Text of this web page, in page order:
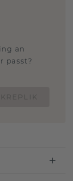
an
passt?